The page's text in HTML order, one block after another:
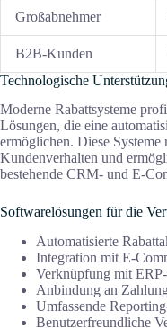
Großabnehmer
B2B-Kunden
Technologische
Moderne Rabattsysteme
Lösungen, die eine
ermöglichen. Diese
Kundenverhalten und
bestehende CRM- und E-
Softwarelösungen für die
Automatisierte
Integration mit E-
Verknüpfung mit
Anbindung an
Umfassende
Benutzerfreundliche